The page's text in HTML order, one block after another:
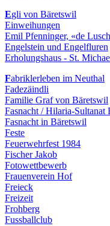
Egli von Bäretswil
Einweihungen
Emil Pfenninger, «de
Engelstein und Engelfluren
Erholungshaus - St.
Fabriklerleben im Neuthal
Fadezäindli
Familie Graf von Bäretswil
Fasnacht / Hilaria-Sultanat
Fasnacht in Bäretswil
Feste
Feuerwehrfest 1984
Fischer Jakob
Fotowettbewerb
Frauenverein Hof
Freieck
Freizeit
Frohberg
Fussballclub